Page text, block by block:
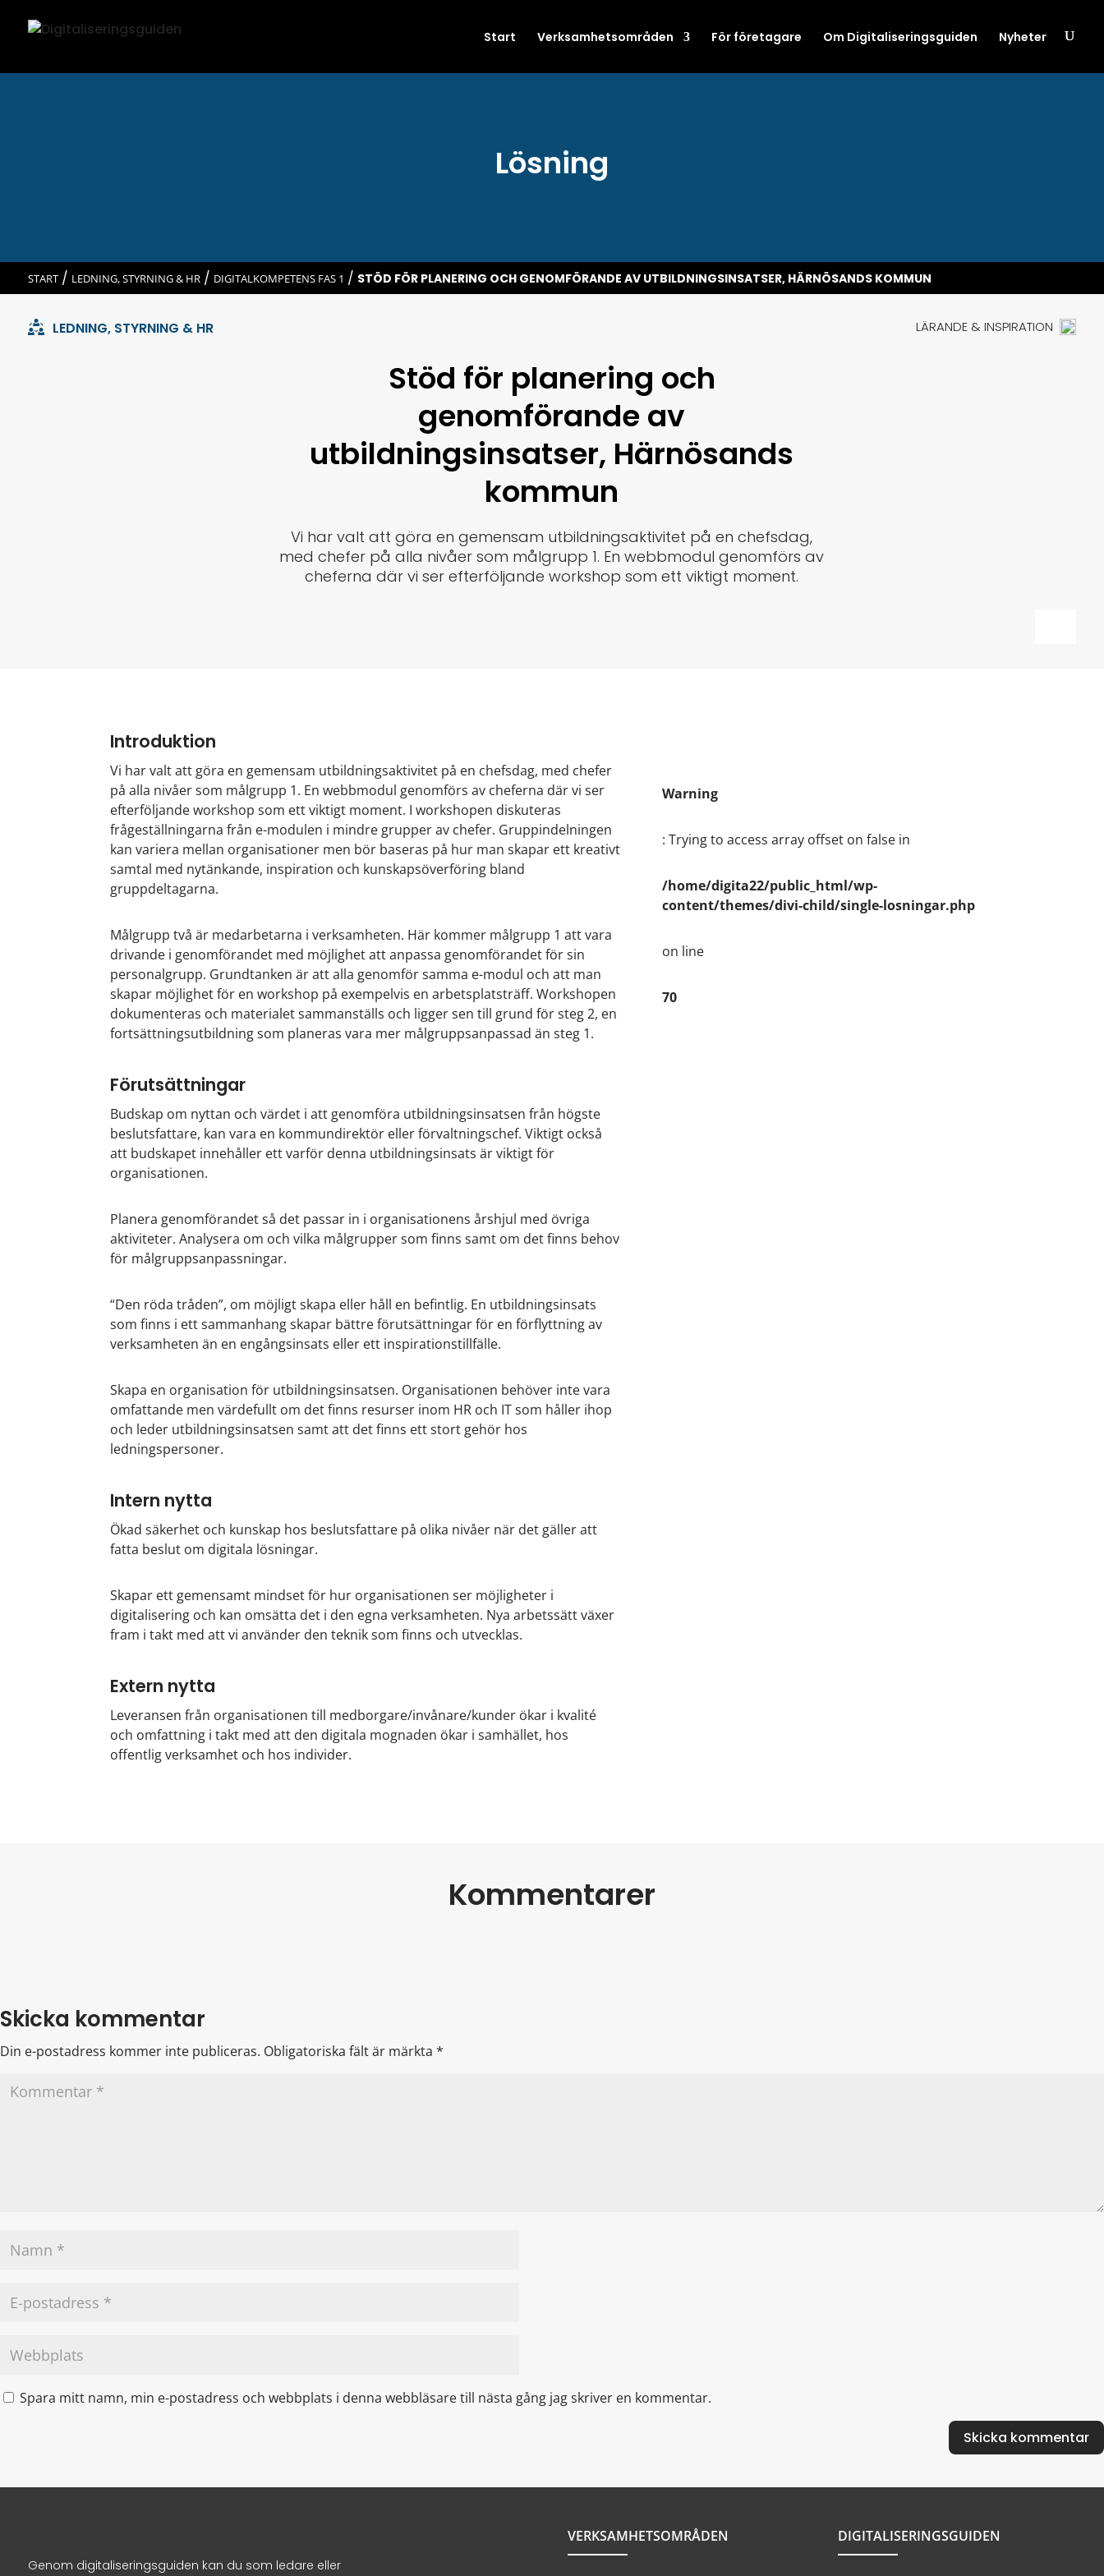
Start Verksamhetsområden För företagare Om Digitaliseringsguiden Nyheter
Lösning
START/ LEDNING, STYRNING & HR/ DIGITALKOMPETENS FAS 1 / STÖD FÖR PLANERING OCH GENOMFÖRANDE AV UTBILDNINGSINSATSER, HÄRNÖSANDS KOMMUN
LEDNING, STYRNING & HR LÄRANDE & INSPIRATION
Stöd för planering och
genomförande av
utbildningsinsatser, Härnösands
kommun
Vi har valt att göra en gemensam utbildningsaktivitet på en chefsdag,
med chefer på alla nivåer som målgrupp 1. En webbmodul genomförs av
cheferna där vi ser efterföljande workshop som ett viktigt moment.
Introduktion
Vi har valt att göra en gemensam utbildningsaktivitet på en chefsdag, med chefer
på alla nivåer som målgrupp 1. En webbmodul genomförs av cheferna där vi ser
efterföljande workshop som ett viktigt moment. I workshopen diskuteras
frågeställningarna från e-modulen i mindre grupper av chefer. Gruppindelningen
kan variera mellan organisationer men bör baseras på hur man skapar ett kreativt
samtal med nytänkande, inspiration och kunskapsöverföring bland
gruppdeltagarna.
Målgrupp två är medarbetarna i verksamheten. Här kommer målgrupp 1 att vara
drivande i genomförandet med möjlighet att anpassa genomförandet för sin
personalgrupp. Grundtanken är att alla genomför samma e-modul och att man
skapar möjlighet för en workshop på exempelvis en arbetsplatsträff. Workshopen
dokumenteras och materialet sammanställs och ligger sen till grund för steg 2, en
fortsättningsutbildning som planeras vara mer målgruppsanpassad än steg 1.
Förutsättningar
Budskap om nyttan och värdet i att genomföra utbildningsinsatsen från högste
beslutsfattare, kan vara en kommundirektör eller förvaltningschef. Viktigt också
att budskapet innehåller ett varför denna utbildningsinsats är viktigt för
organisationen.
Planera genomförandet så det passar in i organisationens årshjul med övriga
aktiviteter. Analysera om och vilka målgrupper som finns samt om det finns behov
för målgruppsanpassningar.
“Den röda tråden”, om möjligt skapa eller håll en befintlig. En utbildningsinsats
som finns i ett sammanhang skapar bättre förutsättningar för en förflyttning av
verksamheten än en engångsinsats eller ett inspirationstillfälle.
Skapa en organisation för utbildningsinsatsen. Organisationen behöver inte vara
omfattande men värdefullt om det finns resurser inom HR och IT som håller ihop
och leder utbildningsinsatsen samt att det finns ett stort gehör hos
ledningspersoner.
Intern nytta
Ökad säkerhet och kunskap hos beslutsfattare på olika nivåer när det gäller att
fatta beslut om digitala lösningar.
Skapar ett gemensamt mindset för hur organisationen ser möjligheter i
digitalisering och kan omsätta det i den egna verksamheten. Nya arbetssätt växer
fram i takt med att vi använder den teknik som finns och utvecklas.
Extern nytta
Leveransen från organisationen till medborgare/invånare/kunder ökar i kvalité
och omfattning i takt med att den digitala mognaden ökar i samhället, hos
offentlig verksamhet och hos individer.
Warning
: Trying to access array offset on false in
/home/digita22/public_html/wp-
content/themes/divi-child/single-losningar.php
on line
70
Kommentarer
Skicka kommentar
Din e-postadress kommer inte publiceras. Obligatoriska fält är märkta *
Spara mitt namn, min e-postadress och webbplats i denna webbläsare till nästa gång jag skriver en kommentar.
Genom digitaliseringsguiden kan du som ledare eller
VERKSAMHETSOMRÅDEN DIGITALISERINGSGUIDEN